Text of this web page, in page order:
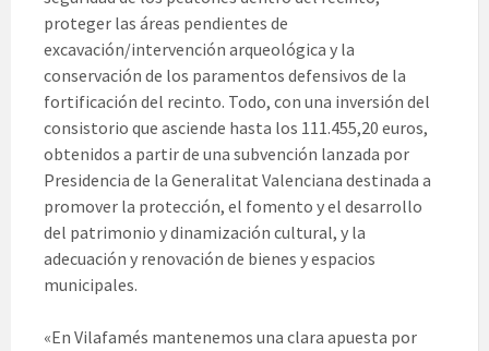
proteger las áreas pendientes de
excavación/intervención arqueológica y la
conservación de los paramentos defensivos de la
fortificación del recinto. Todo, con una inversión del
consistorio que asciende hasta los 111.455,20 euros,
obtenidos a partir de una subvención lanzada por
Presidencia de la Generalitat Valenciana destinada a
promover la protección, el fomento y el desarrollo
del patrimonio y dinamización cultural, y la
adecuación y renovación de bienes y espacios
municipales.
«En Vilafamés mantenemos una clara apuesta por